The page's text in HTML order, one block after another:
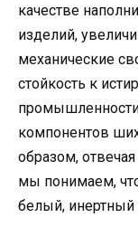
качестве
изделий,
механические
стойкость к
промышленности
компонентов
образом,
мы понимаем,
белый, инертный